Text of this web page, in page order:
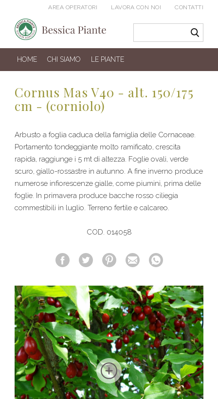
AREA OPERATORI LAVORA CON NOI CONTATTI
HOME CHI SIAMO LE PIANTE
Cornus Mas V40 - alt. 150/175
cm - (corniolo)
Arbusto a foglia caduca della famiglia delle Cornaceae.
Portamento tondeggiante molto ramificato, crescita
rapida, raggiunge i 5 mt di altezza. Foglie ovali, verde
scuro, giallo-rossastre in autunno. A fine inverno produce
numerose infiorescenze gialle, come piumini, prima delle
foglie. In primavera produce bacche rosso ciliegia
commestibili in luglio. Terreno fertile e calcareo.
COD. 014058